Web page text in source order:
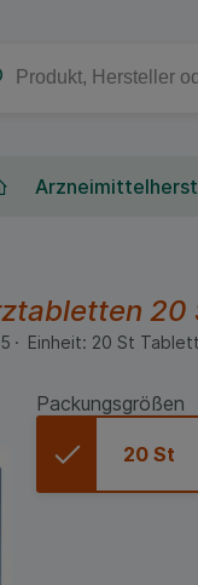
20
Einheit: 20 St
Packungsgrößen
20 St